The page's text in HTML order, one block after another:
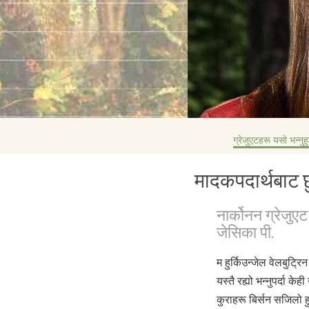
ग्रेजुएटहरू यसो
नार्कोनन ग्रेजुएट
जेसिका पी.
म हुर्किउन्जेल
यस्तै रह्यो भन्नुपर्दा
कुराहरू बिर्सन सजिलो